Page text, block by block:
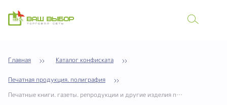
Главная Каталог конфиската
Печатная продукция. полиграфия
Печатные книги. газеты. репродукции и другие изделия полиграфической промышленности рукописи. маш